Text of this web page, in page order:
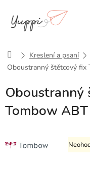
obsah
DomůKreslení a psaní
Oboustranný štětcový fix
Oboustranný
Tombow